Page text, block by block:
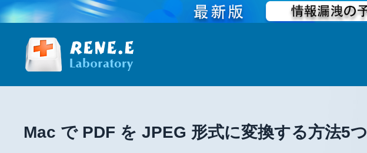
Mac で PDF を JPEG 形式に変換する方法5つ